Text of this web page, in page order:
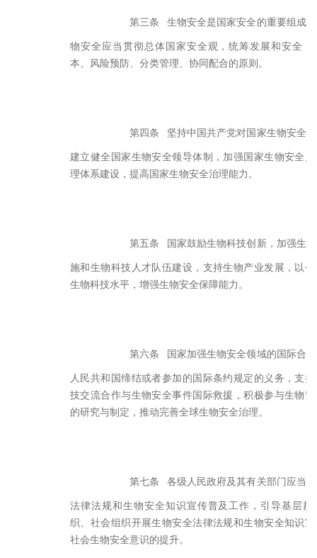
第三条 生物安全是国家安全的重要组成
物安全应当贯彻总体国家安全观，统筹发展和安全，
本、风险预防、分类管理、协同配合的原则。
第四条 坚持中国共产党对国家生物安全
建立健全国家生物安全领导体制，加强国家生物安全
理体系建设，提高国家生物安全治理能力。
第五条 国家鼓励生物科技创新，加强生
施和生物科技人才队伍建设，支持生物产业发展，以
生物科技水平，增强生物安全保障能力。
第六条 国家加强生物安全领域的国际合
人民共和国缔结或者参加的国际条约规定的义务，支
技交流合作与生物安全事件国际救援，积极参与生物
的研究与制定，推动完善全球生物安全治理。
第七条 各级人民政府及其有关部门应当
法律法规和生物安全知识宣传普及工作，引导基层群
织、社会组织开展生物安全法律法规和生物安全知识
社会生物安全意识的提升。